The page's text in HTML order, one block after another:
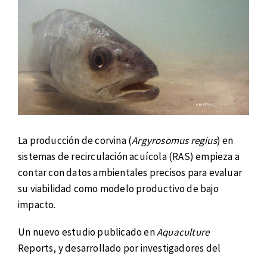
La producción de corvina (Argyrosomus regius) en
sistemas de recirculación acuícola (RAS) empieza a
contar con datos ambientales precisos para evaluar
su viabilidad como modelo productivo de bajo
impacto.
Un nuevo estudio publicado enAquaculture
Reports, y desarrollado por investigadores del